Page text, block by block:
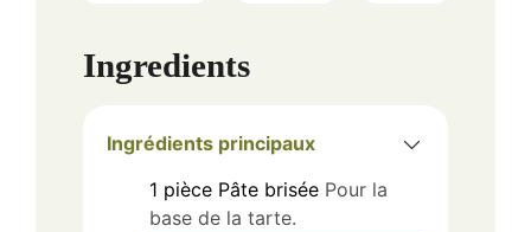
Ingredients
Ingrédients principaux
1 pièce Pâte brisée Pour la
base de la tarte.